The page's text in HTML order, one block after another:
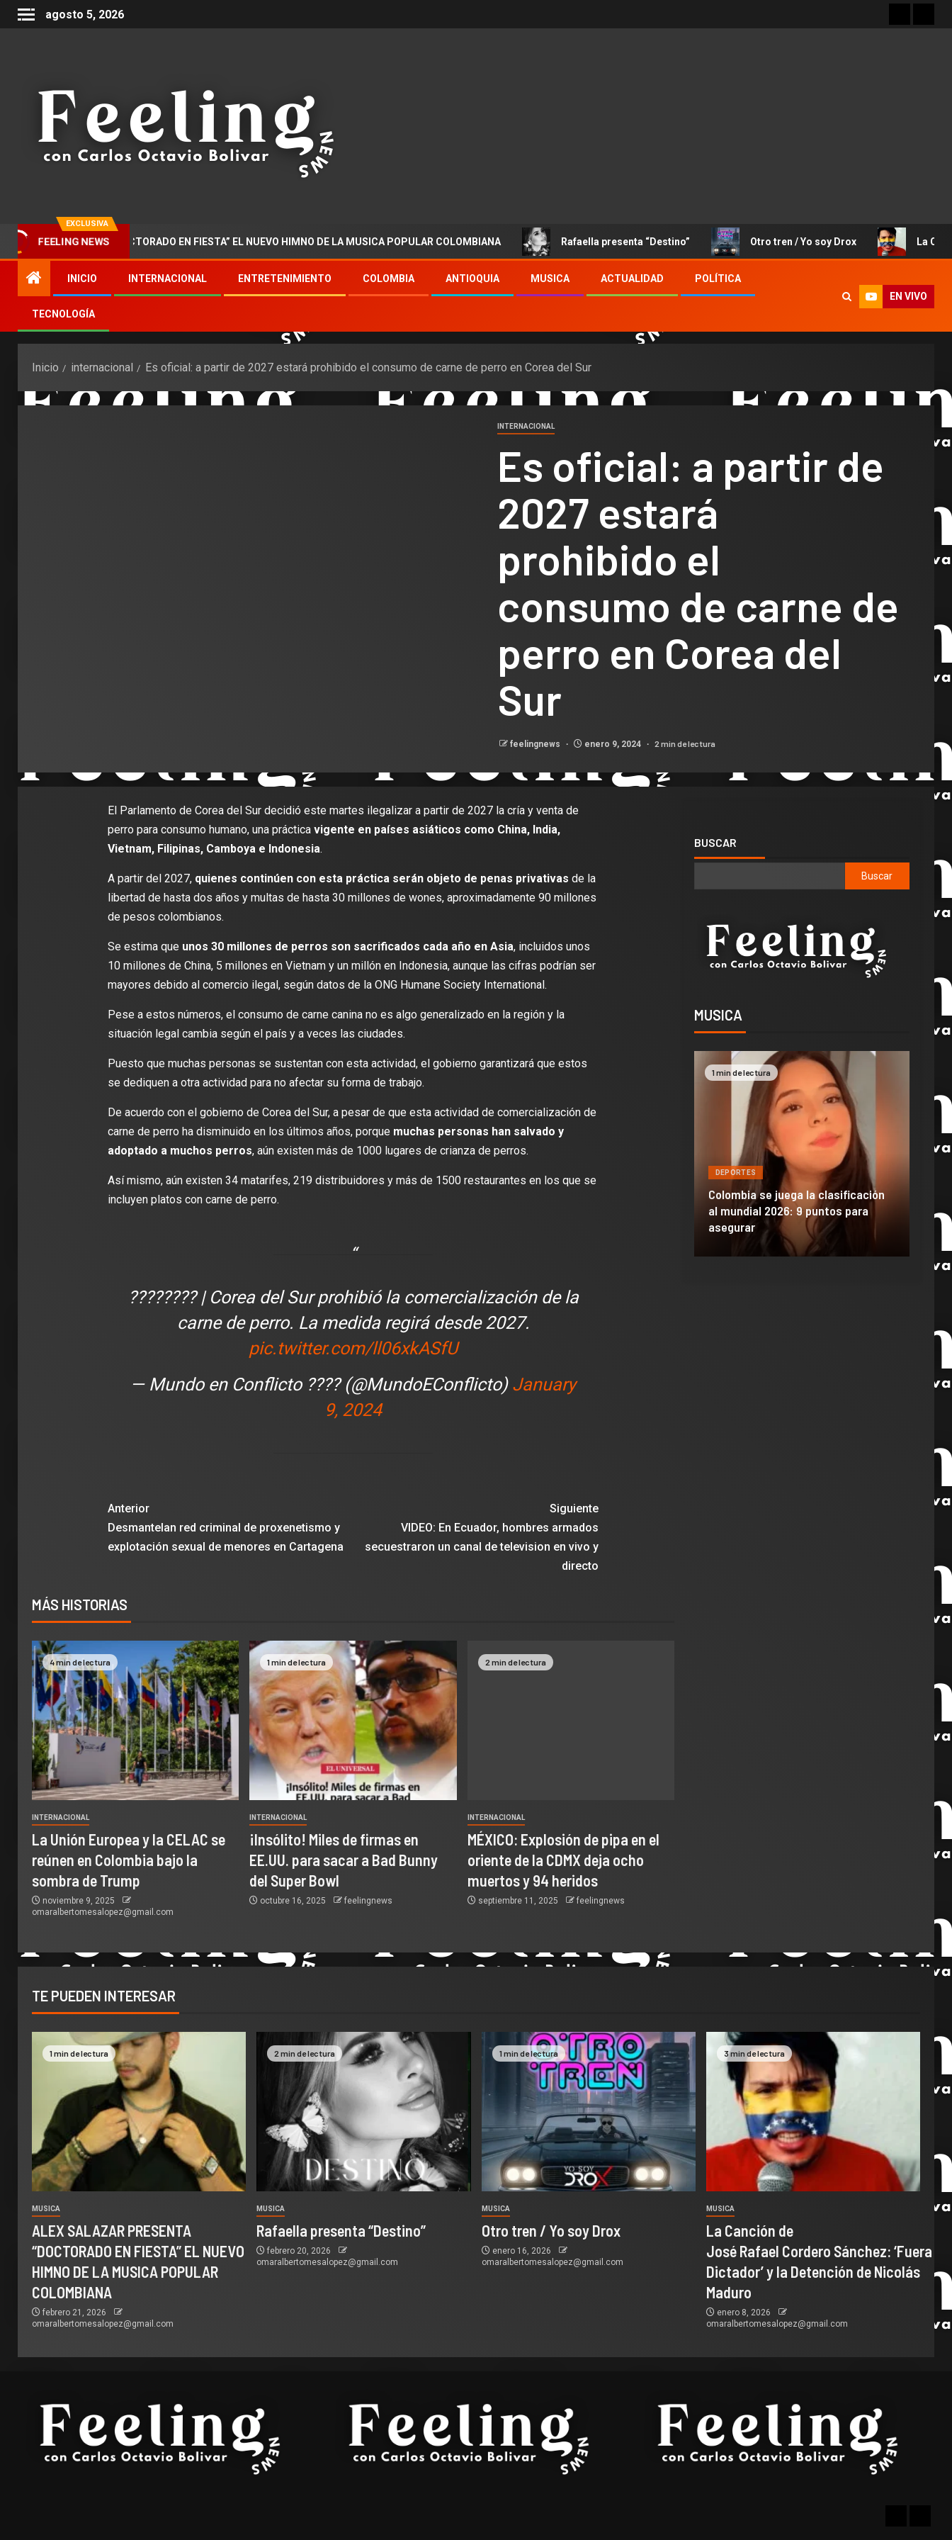
agosto 5, 2026
EXCLUSIVA
FEELING NEWS
PRESENTA “DOCTORADO EN FIESTA” EL NUEVO HIMNO DE LA MUSICA POPULAR COLOMBIANA Rafaella presenta “Destino” Otro tren / Yo soy Drox La Canción de
INICIO INTERNACIONAL ENTRETENIMIENTO COLOMBIA ANTIOQUIA MUSICA ACTUALIDAD POLÍTICA
TECNOLOGÍA
EN VIVO
Inicio internacional Es oficial: a partir de 2027 estará prohibido el consumo de carne de perro en Corea del Sur
INTERNACIONAL
Es oficial: a partir de
2027 estará
prohibido el
consumo de carne de
perro en Corea del
Sur
feelingnews enero 9, 2024 2 min de lectura
El Parlamento de Corea del Sur decidió este martes ilegalizar a partir de 2027 la cría y venta de
perro para consumo humano, una práctica vigente en países asiáticos como China, India,
Vietnam, Filipinas, Camboya e Indonesia.
A partir del 2027,quienes continúen con esta práctica serán objeto de penas privativas de la
libertad de hasta dos años y multas de hasta 30 millones de wones, aproximadamente 90 millones
de pesos colombianos.
Se estima que unos 30 millones de perros son sacrificados cada año en Asia, incluidos unos
10 millones de China, 5 millones en Vietnam y un millón en Indonesia, aunque las cifras podrían ser
mayores debido al comercio ilegal, según datos de la ONG Humane Society International.
Pese a estos números, el consumo de carne canina no es algo generalizado en la región y la
situación legal cambia según el país y a veces las ciudades.
Puesto que muchas personas se sustentan con esta actividad, el gobierno garantizará que estos
se dediquen a otra actividad para no afectar su forma de trabajo.
De acuerdo con el gobierno de Corea del Sur, a pesar de que esta actividad de comercialización de
carne de perro ha disminuido en los últimos años, porque muchas personas han salvado y
adoptado a muchos perros, aún existen más de 1000 lugares de crianza de perros.
Así mismo, aún existen 34 matarifes, 219 distribuidores y más de 1500 restaurantes en los que se
incluyen platos con carne de perro.
???????? | Corea del Sur prohibió la comercialización de la
carne de perro. La medida regirá desde 2027.
pic.twitter.com/ll06xkASfU
— Mundo en Conflicto ???? (@MundoEConflicto) January
9, 2024
Anterior
Desmantelan red criminal de proxenetismo y
explotación sexual de menores en Cartagena
Siguiente
VIDEO: En Ecuador, hombres armados
secuestraron un canal de television en vivo y
directo
MÁS HISTORIAS
4 min de lectura
INTERNACIONAL
La Unión Europea y la CELAC se
reúnen en Colombia bajo la
sombra de Trump
noviembre 9, 2025
omaralbertomesalopez@gmail.com
1 min de lectura
INTERNACIONAL
¡Insólito! Miles de firmas en
EE.UU. para sacar a Bad Bunny
del Super Bowl
octubre 16, 2025 feelingnews
2 min de lectura
INTERNACIONAL
MÉXICO: Explosión de pipa en el
oriente de la CDMX deja ocho
muertos y 94 heridos
septiembre 11, 2025 feelingnews
BUSCAR
Buscar
MUSICA
DEPORTES
James Rodríguez se une al Club
León: ‘Vengo a aportar con calidad y
2 min de lectura 1 min de lectura
DEPORTES
Colombia se juega la clasificación
al mundial 2026: 9 puntos para
asegurar
de
TE PUEDEN INTERESAR
1 min de lectura
MUSICA
ALEX SALAZAR PRESENTA
“DOCTORADO EN FIESTA” EL NUEVO
HIMNO DE LA MUSICA POPULAR
COLOMBIANA
febrero 21, 2026
omaralbertomesalopez@gmail.com
2 min de lectura
MUSICA
Rafaella presenta “Destino”
febrero 20, 2026
omaralbertomesalopez@gmail.com
1 min de lectura
MUSICA
Otro tren / Yo soy Drox
enero 16, 2026
omaralbertomesalopez@gmail.com
3 min de lectura
MUSICA
La Canción de
José Rafael Cordero Sánchez: ‘Fuera
Dictador’ y la Detención de Nicolás
Maduro
enero 8, 2026
omaralbertomesalopez@gmail.com